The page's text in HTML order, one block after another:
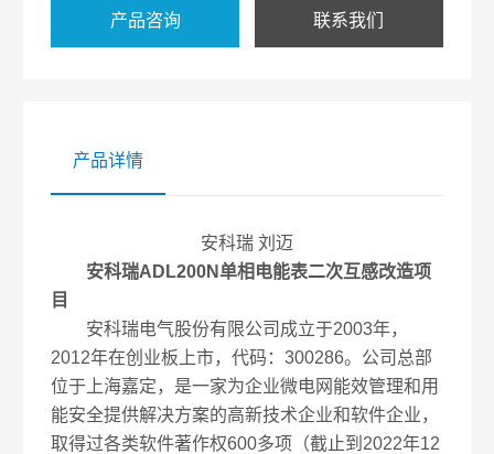
产品咨询 联系我们
产品详情
安科瑞 刘迈
安科瑞ADL200N单相电能表二次互感改造项
目
安科瑞电气股份有限公司成立于2003年，
2012年在创业板上市，代码：300286。公司总部
位于上海嘉定，是一家为企业微电网能效管理和用
能安全提供解决方案的高新技术企业和软件企业，
取得过各类软件著作权600多项（截止到2022年12